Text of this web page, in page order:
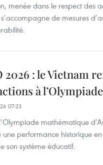
menée dans le respect des
de mesures
2026 : le Vietnam
à
07:23
mathématique
une performance historique
son système éducatif.